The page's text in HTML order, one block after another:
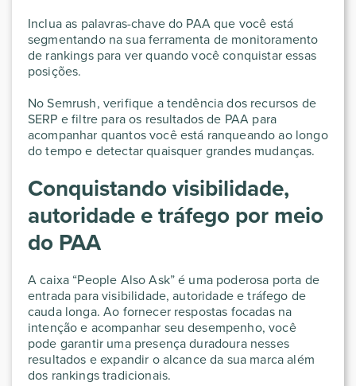
Inclua as palavras-chave do PAA que você está
segmentando na sua ferramenta de monitoramento
de rankings para ver quando você conquistar essas
posições.
No Semrush, verifique a tendência dos recursos de
SERP e filtre para os resultados de PAA para
acompanhar quantos você está ranqueando ao longo
do tempo e detectar quaisquer grandes mudanças.
Conquistando visibilidade,
autoridade e tráfego por meio
do PAA
A caixa “People Also Ask” é uma poderosa porta de
entrada para visibilidade, autoridade e tráfego de
cauda longa. Ao fornecer respostas focadas na
intenção e acompanhar seu desempenho, você
pode garantir uma presença duradoura nesses
resultados e expandir o alcance da sua marca além
dos rankings tradicionais.